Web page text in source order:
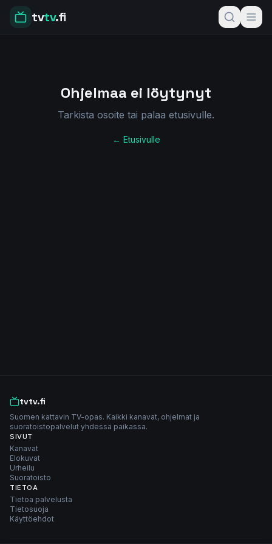
tvtv.fi
Ohjelmaa ei löytynyt
Tarkista osoite tai palaa etusivulle.
← Etusivulle
tvtv.fi
Suomen kattavin TV-opas. Kaikki kanavat, ohjelmat ja
suoratoistopalvelut yhdessä paikassa.
SIVUT
Kanavat
Elokuvat
Urheilu
Suoratoisto
TIETOA
Tietoa palvelusta
Tietosuoja
Käyttöehdot